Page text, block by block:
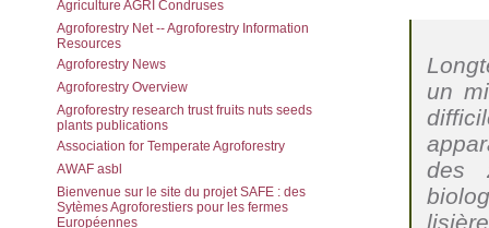
Agriculture AGRI Condruses
Agroforestry Net -- Agroforestry Information
Resources
Agroforestry News
Agroforestry Overview
Agroforestry research trust fruits nuts seeds
plants publications
Association for Temperate Agroforestry
AWAF asbl
Bienvenue sur le site du projet SAFE : des
Sytèmes Agroforestiers pour les fermes
Européennes
un
des